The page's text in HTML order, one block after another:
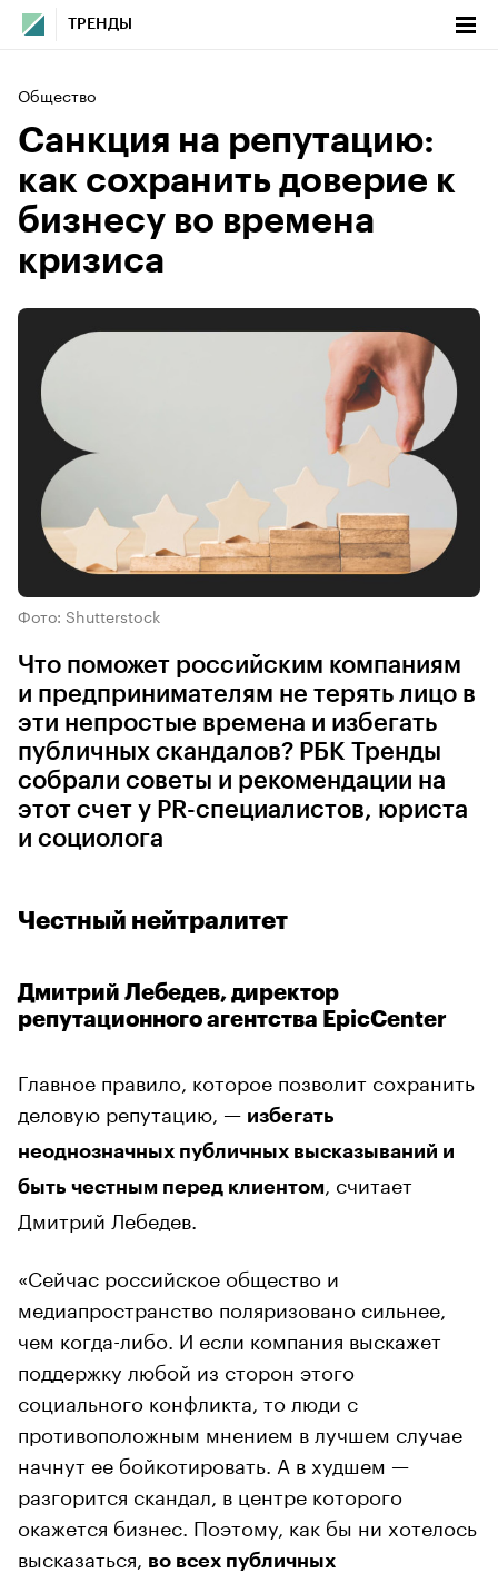
ТРЕНДЫ
Общество
Санкция на репутацию:
как сохранить доверие к
бизнесу во времена
кризиса
Фото: Shutterstock
Что поможет российским компаниям
и предпринимателям не терять лицо в
эти непростые времена и избегать
публичных скандалов? РБК Тренды
собрали советы и рекомендации на
этот счет у PR-специалистов, юриста
и социолога
Честный нейтралитет
Дмитрий Лебедев, директор
репутационного агентства EpicCenter
Главное правило, которое позволит сохранить
деловую репутацию, — избегать
неоднозначных публичных высказываний и
быть честным перед клиентом
, считает
Дмитрий Лебедев.
«Сейчас российское общество и
медиапространство поляризовано сильнее,
чем когда-либо. И если компания выскажет
поддержку любой из сторон этого
социального конфликта, то люди с
противоположным мнением в лучшем случае
начнут ее бойкотировать. А в худшем —
разгорится скандал, в центре которого
окажется бизнес. Поэтому, как бы ни хотелось
высказаться,
во всех публичных